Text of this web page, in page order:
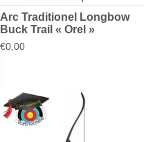
Arc Traditionel Longbow
Buck Trail « Orel »
€0,00